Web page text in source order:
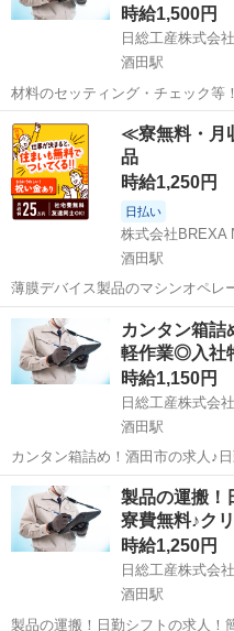
時給1,500円
日総工産株式会
酒田駅
材料のセッティング・チェック等
1500円と高時給！ Point1★高時給♪1500円！ Point2☆未経験者も大活
躍中◎ Point3★覚えやすいお仕事
山形 酒田駅 工場
≪寮無料・月
品
時給1,250円
日払い
株式会社BREXA
酒田駅
薄膜デバイス製品のマシンオペレ
★★日払い制度利用OK！マイカー通
工場のお仕事 ◇薄膜デバイス製品のマ
薄膜デバイス製品のマシンオ...
山形 酒田駅 そ
カンタン箱詰
軽作業◎入社
時給1,150円
日総工産株式会
酒田駅
カンタン箱詰め！酒田市の求人♪
万支給します！ Point1★軽作業！ Point2☆10～60代まで幅広く大募
集！ Point3★日勤シフト！
山形 酒田駅 工場
製品の運搬！
寮費無料♪ク
時給1,250円
日総工産株式会
酒田駅
製品の運搬！日勤シフトの求人！